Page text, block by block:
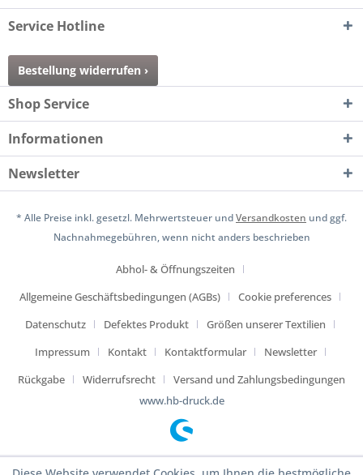
Service Hotline
Bestellung widerrufen ›
Shop Service
Informationen
Newsletter
* Alle Preise inkl. gesetzl. Mehrwertsteuer undVersandkosten und ggf.
Nachnahmegebühren, wenn nicht anders beschrieben
Abhol- & Öffnungszeiten
Allgemeine Geschäftsbedingungen (AGBs)
Cookie preferences
Datenschutz
Defektes Produkt
Größen unserer Textilien
Impressum
Kontakt Kontaktformular
Newsletter
Rückgabe
Widerrufsrecht
Versand und Zahlungsbedingungen
www.hb-druck.de